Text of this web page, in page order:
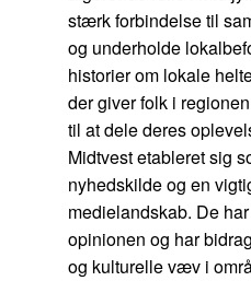
stærk forbindelse til
og underholde
historier om lokale
der giver folk i
til at dele deres
Midtvest etableret sig
nyhedskilde og en
medielandskab. De
opinionen og har
og kulturelle væv i